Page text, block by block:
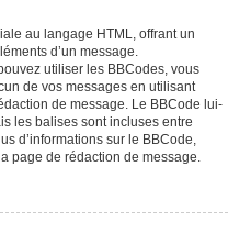
au langage HTML, offrant un
d’un message.
utiliser les BBCodes, vous
de vos messages en utilisant
de message. Le BBCode lui-
les balises sont incluses entre
d’informations sur le BBCode,
page de rédaction de message.